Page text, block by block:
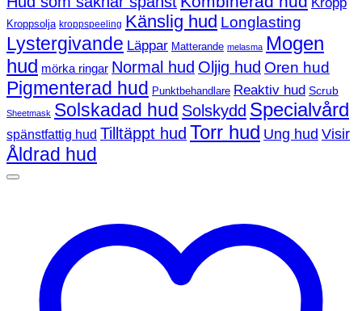
Kroppsolja kroppspeeling Känslig hud Longlasting
Lystergivande Läppar Matterande melasma Mogen
hud mörka ringar Normal hud Oljig hud Oren hud
Pigmenterad hud Punktbehandlare Reaktiv hud Scrub
Sheetmask Solskadad hud Solskydd Specialvård
spänstfattig hud Tilltäppt hud Torr hud Ung hud Visir
Åldrad hud